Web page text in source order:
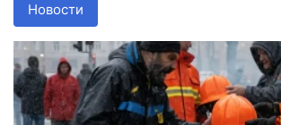
Новости